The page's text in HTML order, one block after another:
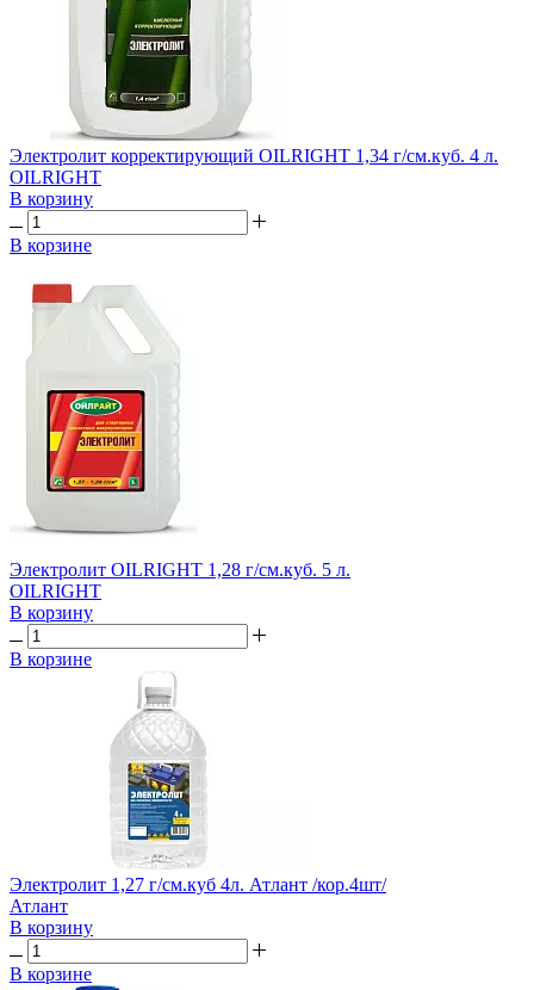
Электролит корректирующий OILRIGHT 1,34 г/см.куб. 4 л.
OILRIGHT
В корзину
В корзине
Электролит OILRIGHT 1,28 г/см.куб. 5 л.
OILRIGHT
В корзину
В корзине
Электролит 1,27 г/см.куб 4л. Атлант /кор.4шт/
Атлант
В корзину
В корзине